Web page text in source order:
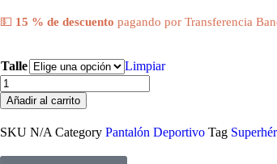
💵 15 % de descuento pagando por Transferencia
Talle Limpiar
Añadir al carrito
SKU N/A Category Pantalón Deportivo Tag